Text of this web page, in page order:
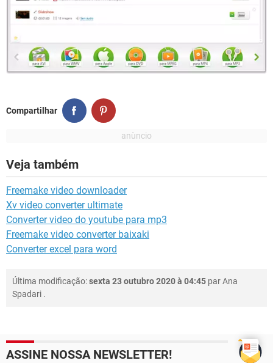
Compartilhar
Veja também
Freemake video downloader
Xv video converter ultimate
Converter video do youtube para mp3
Freemake video converter baixaki
Converter excel para word
Última modificação:sexta 23 outubro 2020 à 04:45 parAna
Spadari .
ASSINE NOSSA NEWSLETTER!